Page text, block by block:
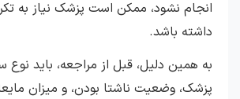
انجام نشود، ممکن است پزشک نیاز به
داشته باشد.
به همین دلیل، قبل از مراجعه، باید نوع
پزشک، وضعیت ناشتا بودن، و میزان